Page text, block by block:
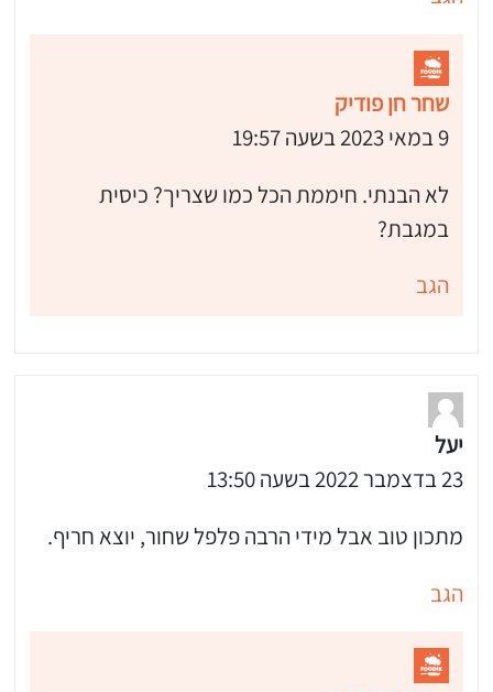
שחר חן פודיק
9 במאי 2023 בשעה 19:57
לא הבנתי. חיממת הכל כמו שצריך? כיסית
במגבת?
הגב
יעל
23 בדצמבר 2022 בשעה 13:50
מתכון טוב אבל מידי הרבה פלפל שחור, יוצא חריף.
הגב